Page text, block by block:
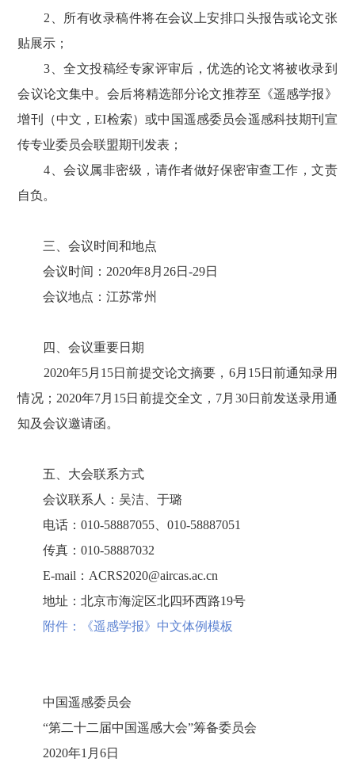
2、所有收录稿件将在会议上安排口头报告或论文张
贴展示；
3、全文投稿经专家评审后，优选的论文将被收录到
会议论文集中。会后将精选部分论文推荐至《遥感学报》
增刊（中文，EI检索）或中国遥感委员会遥感科技期刊宣
传专业委员会联盟期刊发表；
4、会议属非密级，请作者做好保密审查工作，文责
自负。
三、会议时间和地点
会议时间：2020年8月26日-29日
会议地点：江苏常州
四、会议重要日期
2020年5月15日前提交论文摘要，6月15日前通知录用
情况；2020年7月15日前提交全文，7月30日前发送录用通
知及会议邀请函。
五、大会联系方式
会议联系人：吴洁、于璐
电话：010-58887055、010-58887051
传真：010-58887032
E-mail：ACRS2020@aircas.ac.cn
地址：北京市海淀区北四环西路19号
附件：《遥感学报》中文体例模板
中国遥感委员会
“第二十二届中国遥感大会”筹备委员会
2020年1月6日